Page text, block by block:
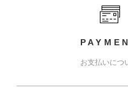
お支払いにつ